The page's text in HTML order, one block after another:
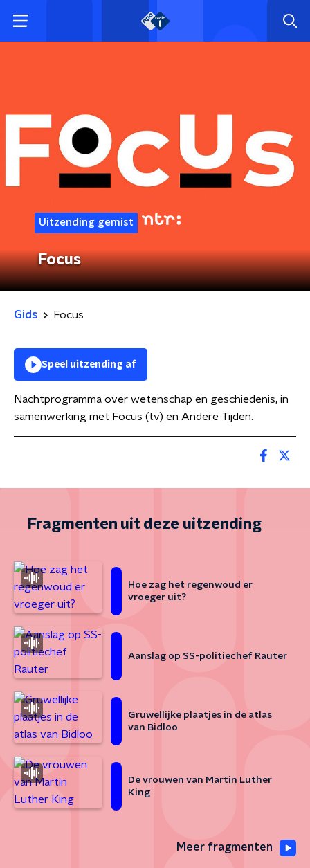
Uitzending gemist
Focus
Gids Focus
Speel uitzending af
Nachtprogramma over wetenschap en geschiedenis, in
samenwerking met Focus (tv) en Andere Tijden.
Fragmenten uit deze uitzending
Hoe zag het regenwoud er
vroeger uit?
Aanslag op SS-politiechef Rauter
Gruwellijke plaatjes in de atlas
van Bidloo
De vrouwen van Martin Luther
King
Meer fragmenten